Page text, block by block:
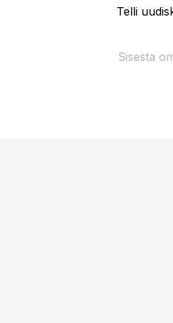
Telli